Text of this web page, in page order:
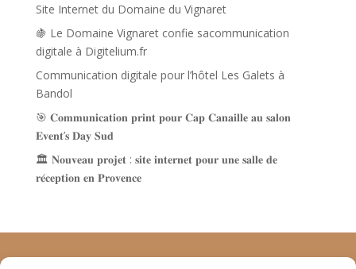
Site Internet du Domaine du Vignaret
🍇 Le Domaine Vignaret confie sacommunication
digitale à Digitelium.fr
Communication digitale pour l’hôtel Les Galets à
Bandol
🎯 𝐂𝐨𝐦𝐦𝐮𝐧𝐢𝐜𝐚𝐭𝐢𝐨𝐧 𝐩𝐫𝐢𝐧𝐭 𝐩𝐨𝐮𝐫 𝐂𝐚𝐩 𝐂𝐚𝐧𝐚𝐢𝐥𝐥𝐞 𝐚𝐮 𝐬𝐚𝐥𝐨𝐧
𝐄𝐯𝐞𝐧𝐭’𝐬 𝐃𝐚𝐲 𝐒𝐮𝐝
🏛️ 𝐍𝐨𝐮𝐯𝐞𝐚𝐮 𝐩𝐫𝐨𝐣𝐞𝐭 : 𝐬𝐢𝐭𝐞 𝐢𝐧𝐭𝐞𝐫𝐧𝐞𝐭 𝐩𝐨𝐮𝐫 𝐮𝐧𝐞 𝐬𝐚𝐥𝐥𝐞 𝐝𝐞
𝐫𝐞́𝐜𝐞𝐩𝐭𝐢𝐨𝐧 𝐞𝐧 𝐏𝐫𝐨𝐯𝐞𝐧𝐜𝐞